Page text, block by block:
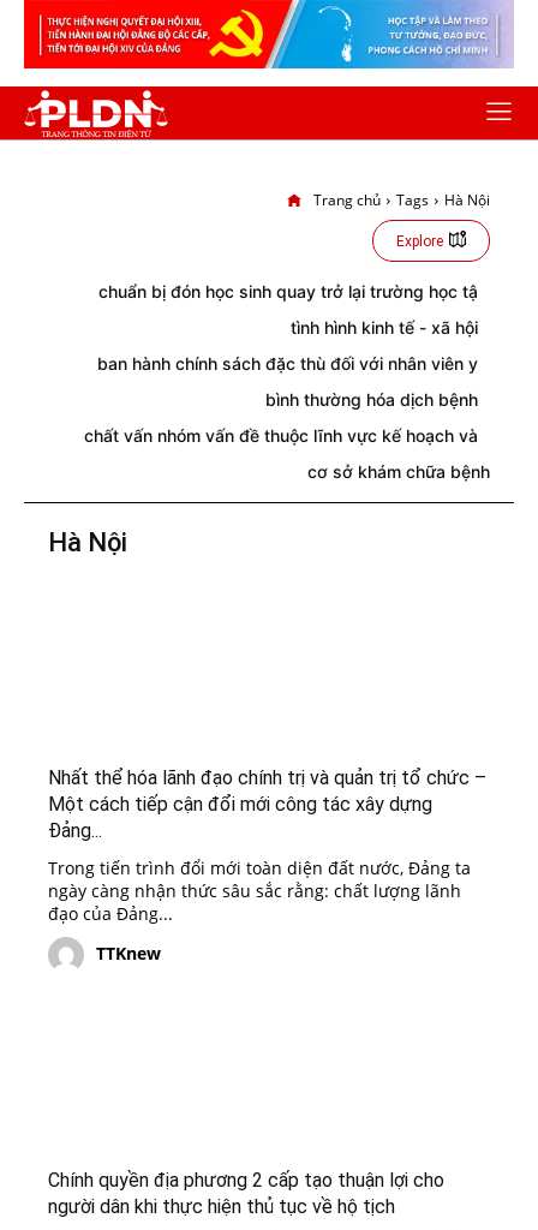
Trang chủ Tags Hà Nội
Explore
chuẩn bị đón học sinh quay trở lại trường học tậ
tình hình kinh tế - xã hội
ban hành chính sách đặc thù đối với nhân viên y
bình thường hóa dịch bệnh
chất vấn nhóm vấn đề thuộc lĩnh vực kế hoạch và
cơ sở khám chữa bệnh
Hà Nội
Nhất thể hóa lãnh đạo chính trị và quản trị tổ chức –
Một cách tiếp cận đổi mới công tác xây dựng
Đảng...
Trong tiến trình đổi mới toàn diện đất nước, Đảng ta
ngày càng nhận thức sâu sắc rằng: chất lượng lãnh
đạo của Đảng...
TTKnew
Chính quyền địa phương 2 cấp tạo thuận lợi cho
người dân khi thực hiện thủ tục về hộ tịch